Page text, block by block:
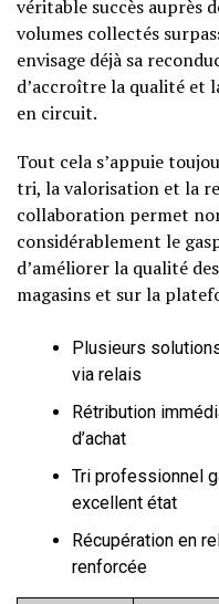
véritable succès auprès
volumes collectés
envisage déjà sa
d’accroître la qualité et
en circuit.
Tout cela s’appuie
tri, la valorisation et la
collaboration permet
considérablement le
d’améliorer la qualité
magasins et sur la
Plusieurs
via relais
Rétribution
d’achat
Tri professionnel
excellent état
Récupération en
renforcée